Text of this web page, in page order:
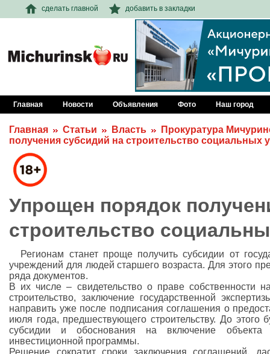
сделать главной добавить в закладки
Главная Новости Объявления Фото Наш город
Главная Статьи Власть
Прокуратура
получения субсидий на строительство социальных
Упрощен порядок
строительство
Регионам станет проще получить субсидии от
учреждений для людей старшего возраста. Для этого
ряда документов.
В их числе – свидетельство о праве собственности
строительство, заключение государственной
направить уже после подписания соглашения о
июля года, предшествующего строительству. До этого
субсидии и обоснования на включение
инвестиционной программы.
Решение сократит сроки заключения соглашений,